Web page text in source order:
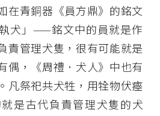
在青銅器《員方鼎》的銘文
犬」——銘文中的員就是作
責管理犬隻，很有可能就是
偶，《周禮．犬人》中也有
凡祭祀共犬牲，用牷物伏瘞
是古代負責管理犬隻的犬